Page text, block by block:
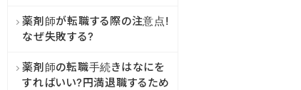
薬剤師が転職する際の注意点!
なぜ失敗する?
薬剤師の転職手続きはなにを
すればいい?円満退職するため